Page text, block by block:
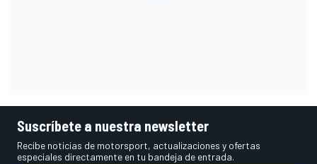
Suscríbete a nuestra newsletter
Recibe noticias de motorsport, actualizaciones y ofertas
especiales directamente en tu bandeja de entrada.